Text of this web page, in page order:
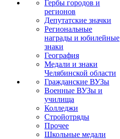
Гербы городов и
регионов
Депутатские значки
Региональные
награды и юбилейные
знаки
География
Медали и знаки
Челябинской области
Гражданские ВУЗы
Военные ВУЗы и
училища
Колледжи
Стройотряды
Прочее
Школьные медали